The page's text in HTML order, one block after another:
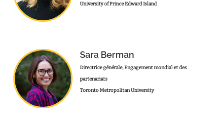
University of Prince Edward Island
Sara Berman
Directrice générale, Engagement mondial et des
partenariats
Toronto Metropolitan University